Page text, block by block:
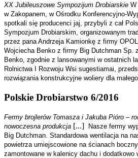
XX Jubileuszowe Sympozijum Drobiarskie W
w Zakopanem, w Ośrodku Konferencyjno-
spotkali się producenci jaj, przybyli z cał
Sympozjum Drobiarskim, organizowanym
przez pana Andrzeja Kamionkę z firmy
Wojciecha Benko z firmy Big Dutchman Sp.
Benko, zgodnie z lansowanymi w ostatnich
Rolnictwa I Rozwoju Wsi sugestiamai,
rozwiązania konstrukcyjne woliery dla
Polskie Drobiarstwo 6/2016
Fermy brojlerów Tomasza i Jakuba Pióro –
nowoczesna produkcja [...]
Nasze fermy
Big Dutchman. Standardowa wentilacja na
powietrza umiejscowione na ścianach
zamontowane w kalenicy dachu i dodatkowo